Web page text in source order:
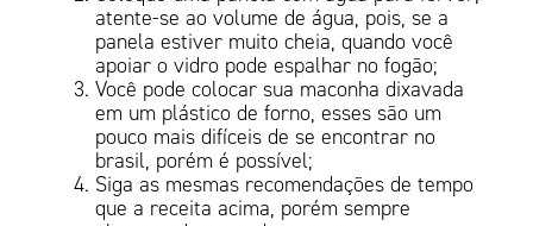
atente-se ao volume de água, pois, se a
panela estiver muito cheia, quando você
apoiar o vidro pode espalhar no fogão;
Você pode colocar sua maconha dixavada
em um plástico de forno, esses são um
pouco mais difíceis de se encontrar no
brasil, porém é possível;
Siga as mesmas recomendações de tempo
que a receita acima, porém sempre